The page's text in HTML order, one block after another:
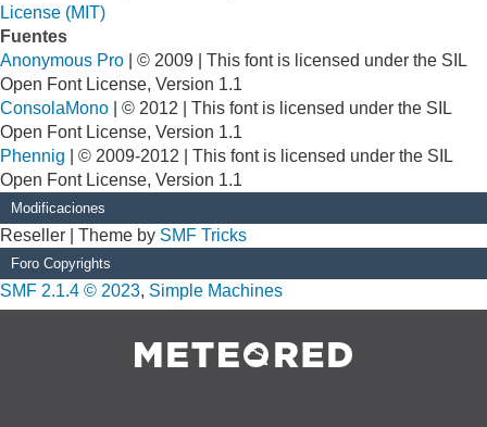
License (MIT)
Fuentes
Anonymous Pro | © 2009 | This font is licensed under the SIL
Open Font License, Version 1.1
ConsolaMono | © 2012 | This font is licensed under the SIL
Open Font License, Version 1.1
Phennig | © 2009-2012 | This font is licensed under the SIL
Open Font License, Version 1.1
Modificaciones
Reseller | Theme by SMF Tricks
Foro Copyrights
SMF 2.1.4 © 2023, Simple Machines